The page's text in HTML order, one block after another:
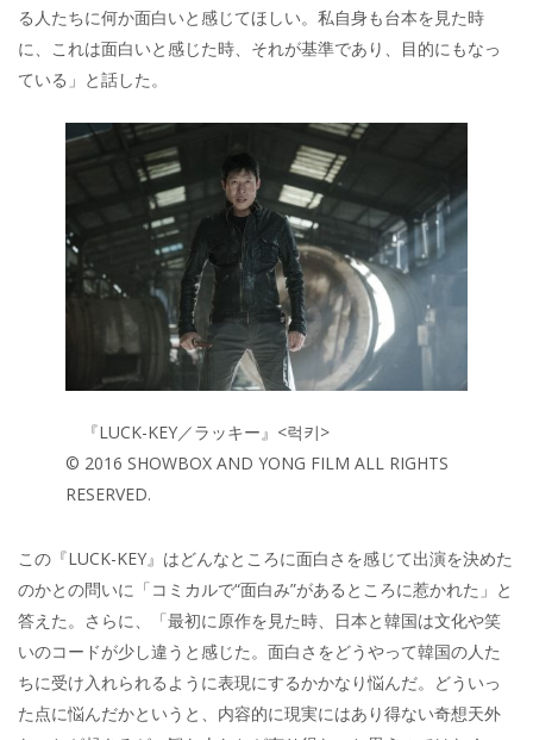
る人たちに何か面白いと感じてほしい。私自身も台本を見た時
に、これは面白いと感じた時、それが基準であり、目的にもなっ
ている」と話した。
『LUCK-KEY／ラッキー』<럭키>
© 2016 SHOWBOX AND YONG FILM ALL RIGHTS
RESERVED.
この『LUCK-KEY』はどんなところに面白さを感じて出演を決めた
のかとの問いに「コミカルで“面白み”があるところに惹かれた」と
答えた。さらに、「最初に原作を見た時、日本と韓国は文化や笑
いのコードが少し違うと感じた。面白さをどうやって韓国の人た
ちに受け入れられるように表現にするかかなり悩んだ。どういっ
た点に悩んだかというと、内容的に現実にはあり得ない奇想天外